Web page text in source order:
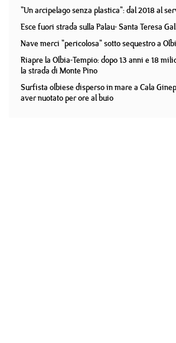
"Un arcipelago senza plastica": dal 2018 al
Esce fuori strada sulla Palau- Santa Teresa
Nave merci "pericolosa" sotto sequestro a
Riapre la Olbia-Tempio: dopo 13 anni e 18
la strada di Monte Pino
Surfista olbiese disperso in mare a Cala
aver nuotato per ore al buio